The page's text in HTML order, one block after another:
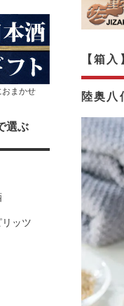
まかせ
選ぶ
ッツ
陸奥八
【箱